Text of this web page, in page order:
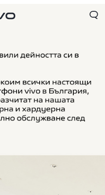
държава/регион